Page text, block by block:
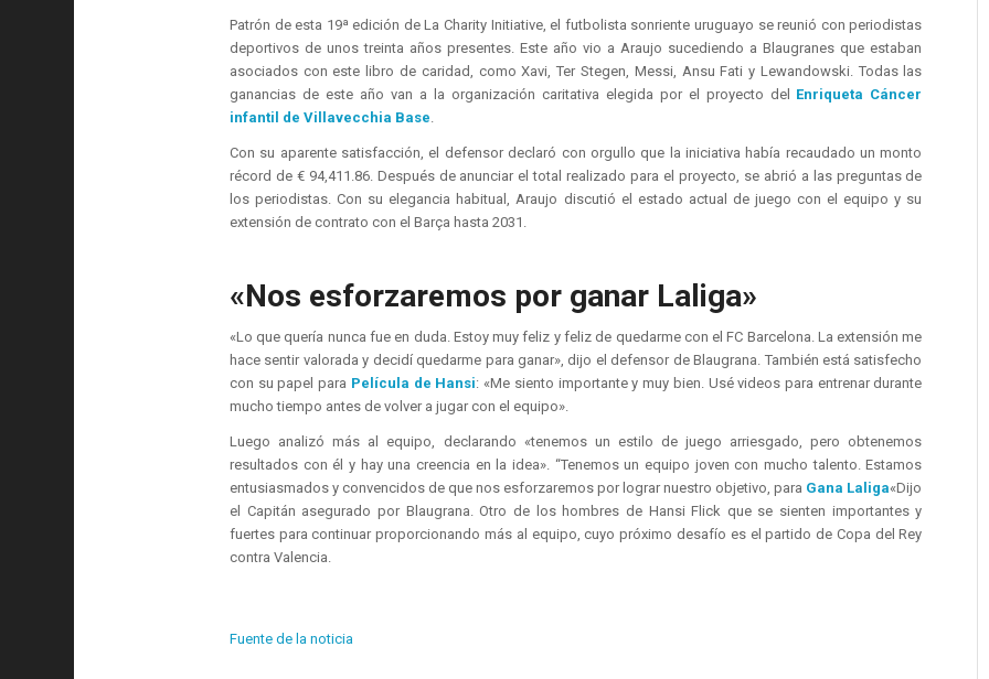
Patrón de esta 19ª edición de La Charity Initiative, el futbolista sonriente uruguayo se reunió con periodistas
deportivos de unos treinta años presentes. Este año vio a Araujo sucediendo a Blaugranes que estaban
asociados con este libro de caridad, como Xavi, Ter Stegen, Messi, Ansu Fati y Lewandowski. Todas las
ganancias de este año van a la organización caritativa elegida por el proyecto del Enriqueta Cáncer
infantil de Villavecchia Base.
Con su aparente satisfacción, el defensor declaró con orgullo que la iniciativa había recaudado un monto
récord de € 94,411.86. Después de anunciar el total realizado para el proyecto, se abrió a las preguntas de
los periodistas. Con su elegancia habitual, Araujo discutió el estado actual de juego con el equipo y su
extensión de contrato con el Barça hasta 2031.
«Nos esforzaremos por ganar Laliga»
«Lo que quería nunca fue en duda. Estoy muy feliz y feliz de quedarme con el FC Barcelona. La extensión me
hace sentir valorada y decidí quedarme para ganar», dijo el defensor de Blaugrana. También está satisfecho
con su papel para Película de Hansi: «Me siento importante y muy bien. Usé videos para entrenar durante
mucho tiempo antes de volver a jugar con el equipo».
Luego analizó más al equipo, declarando «tenemos un estilo de juego arriesgado, pero obtenemos
resultados con él y hay una creencia en la idea». “Tenemos un equipo joven con mucho talento. Estamos
entusiasmados y convencidos de que nos esforzaremos por lograr nuestro objetivo, para Gana Laliga«Dijo
el Capitán asegurado por Blaugrana. Otro de los hombres de Hansi Flick que se sienten importantes y
fuertes para continuar proporcionando más al equipo, cuyo próximo desafío es el partido de Copa del Rey
contra Valencia.
Fuente de la noticia